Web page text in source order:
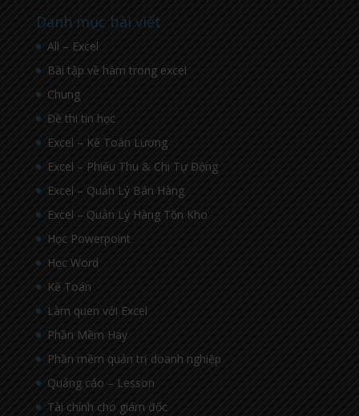
Danh mục bài viết
All – Excel
Bài tập về hàm trong excel
Chung
Đề thi tin học
Excel – Kế Toán Lương
Excel – Phiếu Thu & Chi Tự Động
Excel – Quản Lý Bán Hàng
Excel – Quản Lý Hàng Tồn Kho
Học Powerpoint
Học Word
Kế Toán
Làm quen với Excel
Phần Mềm Hay
Phần mềm quản trị doanh nghiệp
Quảng cáo – Lesson
Tài chính cho giám đốc